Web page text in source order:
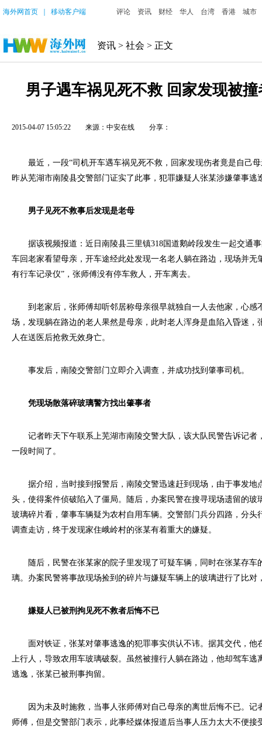
海外网首页 移动客户端 评论 资讯 财经 华人 台湾 香港 城市
资讯 > 社会 > 正文
男子遇车祸见死不救 回家发现被
2015-04-07 15:05:22 来源：中安在线 分享：
最近，一段“司机开车遇车祸见死不救，回家发现伤者竟是自己母
昨从芜湖市南陵县交警部门证实了此事，犯罪嫌疑人张某涉嫌肇事逃
男子见死不救事后发现是老母
据该视频报道：近日南陵县三里镇318国道鹅岭段发生一起交通事
车回老家看望母亲，开车途经此处发现一名老人躺在路边，现场并无
有行车记录仪”，张师傅没有停车救人，开车离去。
到老家后，张师傅却听邻居称母亲很早就独自一人去他家，心感
场，发现躺在路边的老人果然是母亲，此时老人浑身是血陷入昏迷，
人在送医后抢救无效身亡。
事发后，南陵交警部门立即介入调查，并成功找到肇事司机。
凭现场散落碎玻璃警方找出肇事者
记者昨天下午联系上芜湖市南陵交警大队，该大队民警告诉记者
一段时间了。
据介绍，当时接到报警后，南陵交警迅速赶到现场，由于事发地
头，使得案件侦破陷入了僵局。随后，办案民警在搜寻现场遗留的玻
玻璃碎片看，肇事车辆疑为农村自用车辆。交警部门兵分四路，分头
调查走访，终于发现家住峨岭村的张某有着重大的嫌疑。
随后，民警在张某家的院子里发现了可疑车辆，同时在张某存车
璃。办案民警将事故现场捡到的碎片与嫌疑车辆上的玻璃进行了比对
嫌疑人已被刑拘见死不救者后悔不已
面对铁证，张某对肇事逃逸的犯罪事实供认不讳。据其交代，他
上行人，导致农用车玻璃破裂。虽然被撞行人躺在路边，他却驾车逃
逃逸，张某已被刑事拘留。
因为未及时施救，当事人张师傅对自己母亲的离世后悔不已。记
师傅，但是交警部门表示，此事经媒体报道后当事人压力太大不便接